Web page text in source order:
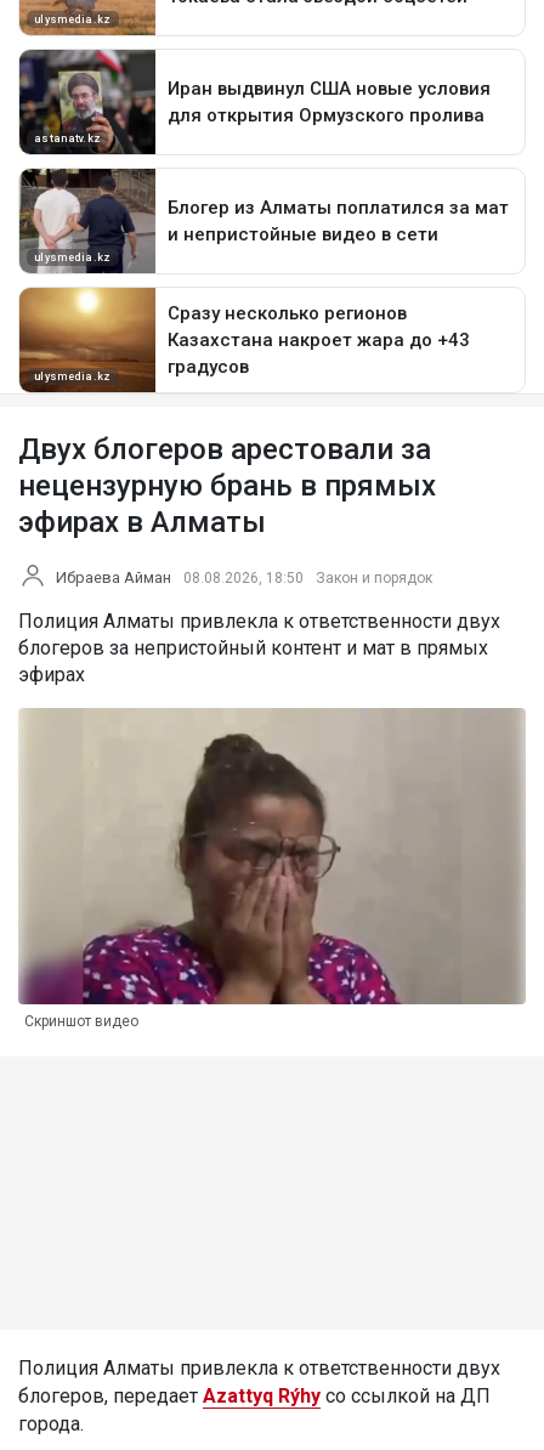
Двух блогеров арестовали за
нецензурную брань в прямых
эфирах в Алматы
Ибраева Айман 08.08.2026, 18:50 Закон и порядок
Полиция Алматы привлекла к ответственности двух
блогеров за непристойный контент и мат в прямых
эфирах
Скриншот видео
Полиция Алматы привлекла к ответственности двух
блогеров, передает Azattyq Rýhy со ссылкой на ДП
города.